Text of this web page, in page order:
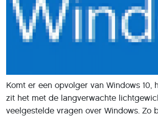
Komt er een opvolger van Windows
zit het met de langverwachte
veelgestelde vragen over Windows.